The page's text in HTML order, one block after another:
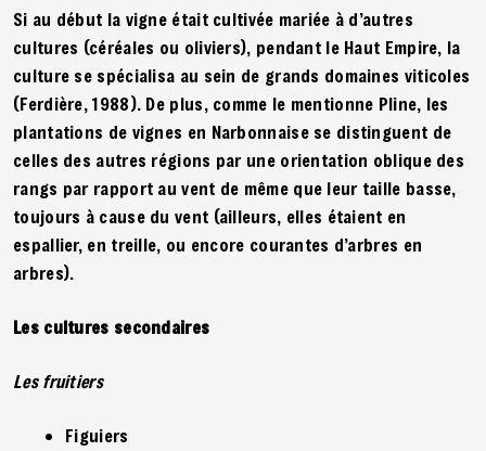
Si au début la vigne était cultivée mariée à d’autres
cultures (céréales ou oliviers), pendant le Haut Empire, la
culture se spécialisa au sein de grands domaines viticoles
(Ferdière, 1988). De plus, comme le mentionne Pline, les
plantations de vignes en Narbonnaise se distinguent de
celles des autres régions par une orientation oblique des
rangs par rapport au vent de même que leur taille basse,
toujours à cause du vent (ailleurs, elles étaient en
espallier, en treille, ou encore courantes d’arbres en
arbres).
Les cultures secondaires
Les fruitiers
Figuiers